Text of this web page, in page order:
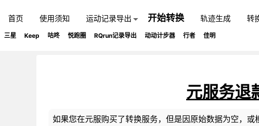
首页 使用须知 运动记录导出 开始转换 轨迹生成 转
三星 Keep 咕咚 悦跑圈 RQrun记录导出 动动计步器 行者 佳明
元服务退
如果您在元服购买了转换服务，但是因原始数据为空，或